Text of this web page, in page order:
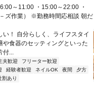
～11:00 ・15:00～22:00 ・
ズ作業） ※勤務時間応相談 朝だ
！ 自分らしく、ライフスタイ
食器のセッティングといった
付...
夫歓迎
フリーター歓迎
経験者歓迎 ネイルOK 夜間
夕方
割あり